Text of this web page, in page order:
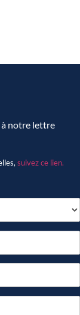
à notre lettre
suivez ce lien.